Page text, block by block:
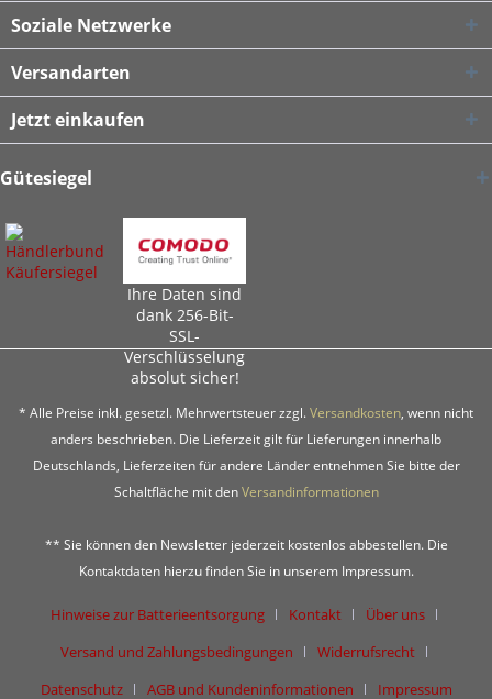
Soziale Netzwerke
Versandarten
Jetzt einkaufen
Gütesiegel
Ihre Daten sind
dank 256-Bit-
SSL-
Verschlüsselung
absolut sicher!
* Alle Preise inkl. gesetzl. Mehrwertsteuer zzgl.Versandkosten, wenn nicht
anders beschrieben. Die Lieferzeit gilt für Lieferungen innerhalb
Deutschlands, Lieferzeiten für andere Länder entnehmen Sie bitte der
Schaltfläche mit denVersandinformationen
** Sie können den Newsletter jederzeit kostenlos abbestellen. Die
Kontaktdaten hierzu finden Sie in unserem Impressum.
Hinweise zur Batterieentsorgung Kontakt
Über uns
Versand und Zahlungsbedingungen
Widerrufsrecht
Datenschutz
AGB und Kundeninformationen Impressum